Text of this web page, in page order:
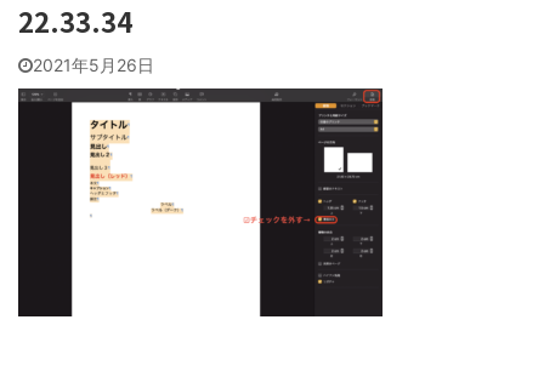
22.33.34
2021年5月26日